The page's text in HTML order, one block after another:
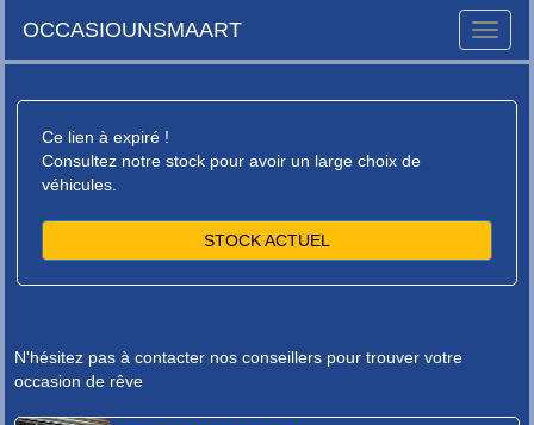
Toggle
OCCASIOUNSMAART
Ce lien à expiré !
Consultez notre stock pour avoir un large choix de
véhicules.
STOCK ACTUEL
N'hésitez pas à contacter nos conseillers pour trouver votre
occasion de rêve